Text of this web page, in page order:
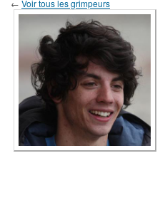
← Voir tous les grimpeurs